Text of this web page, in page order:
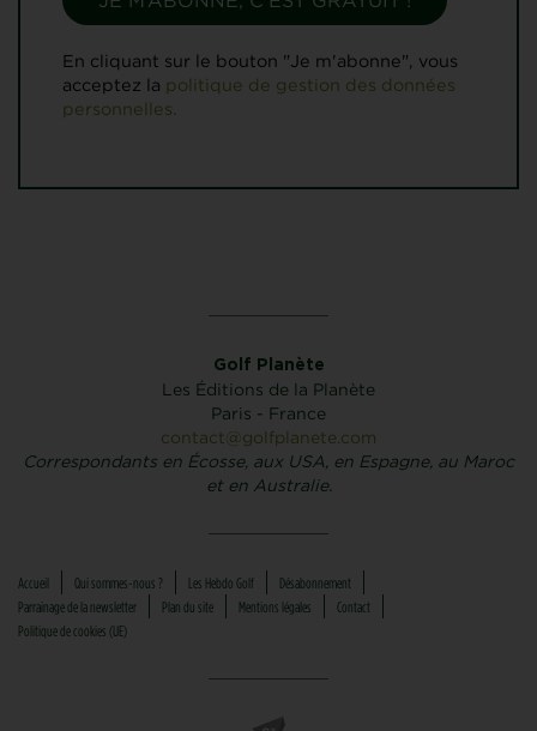
En cliquant sur le bouton "Je m'abonne", vous
acceptez la politique de gestion des données
personnelles.
Golf Planète
Les Éditions de la Planète
Paris - France
contact@golfplanete.com
Correspondants en Écosse, aux USA, en Espagne, au Maroc
et en Australie.
Accueil Qui sommes-nous ? Les Hebdo Golf
Désabonnement
Parrainage de la newsletter
Plan du site Mentions légales
Contact
Politique de cookies (UE)